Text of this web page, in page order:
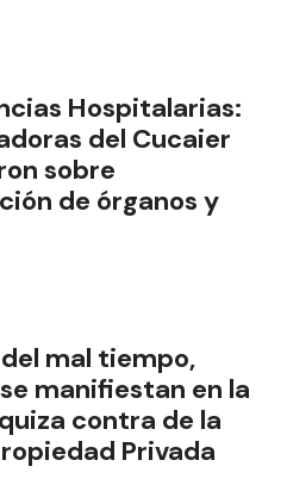
Hospitalarias:
del Cucaier
sobre
de órganos y
mal tiempo,
manifiestan en la
contra de la
Privada